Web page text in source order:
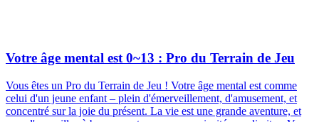
Votre âge mental est 0~13 : Pro du Terrain de Jeu
Vous êtes un Pro du Terrain de Jeu ! Votre âge mental est comme
celui d'un jeune enfant – plein d'émerveillement, d'amusement, et
concentré sur la joie du présent. La vie est une grande aventure, et